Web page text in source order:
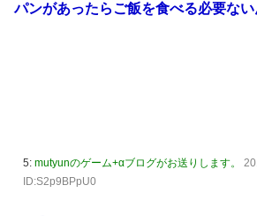
やる夫のダンジョン運営記183-雑談
か…『もう何でも作れそうやな』
パンがあったらご飯を食べる必要な
5: mutyunのゲーム+αブログがお送りします。
ID:S2p9BPpU0